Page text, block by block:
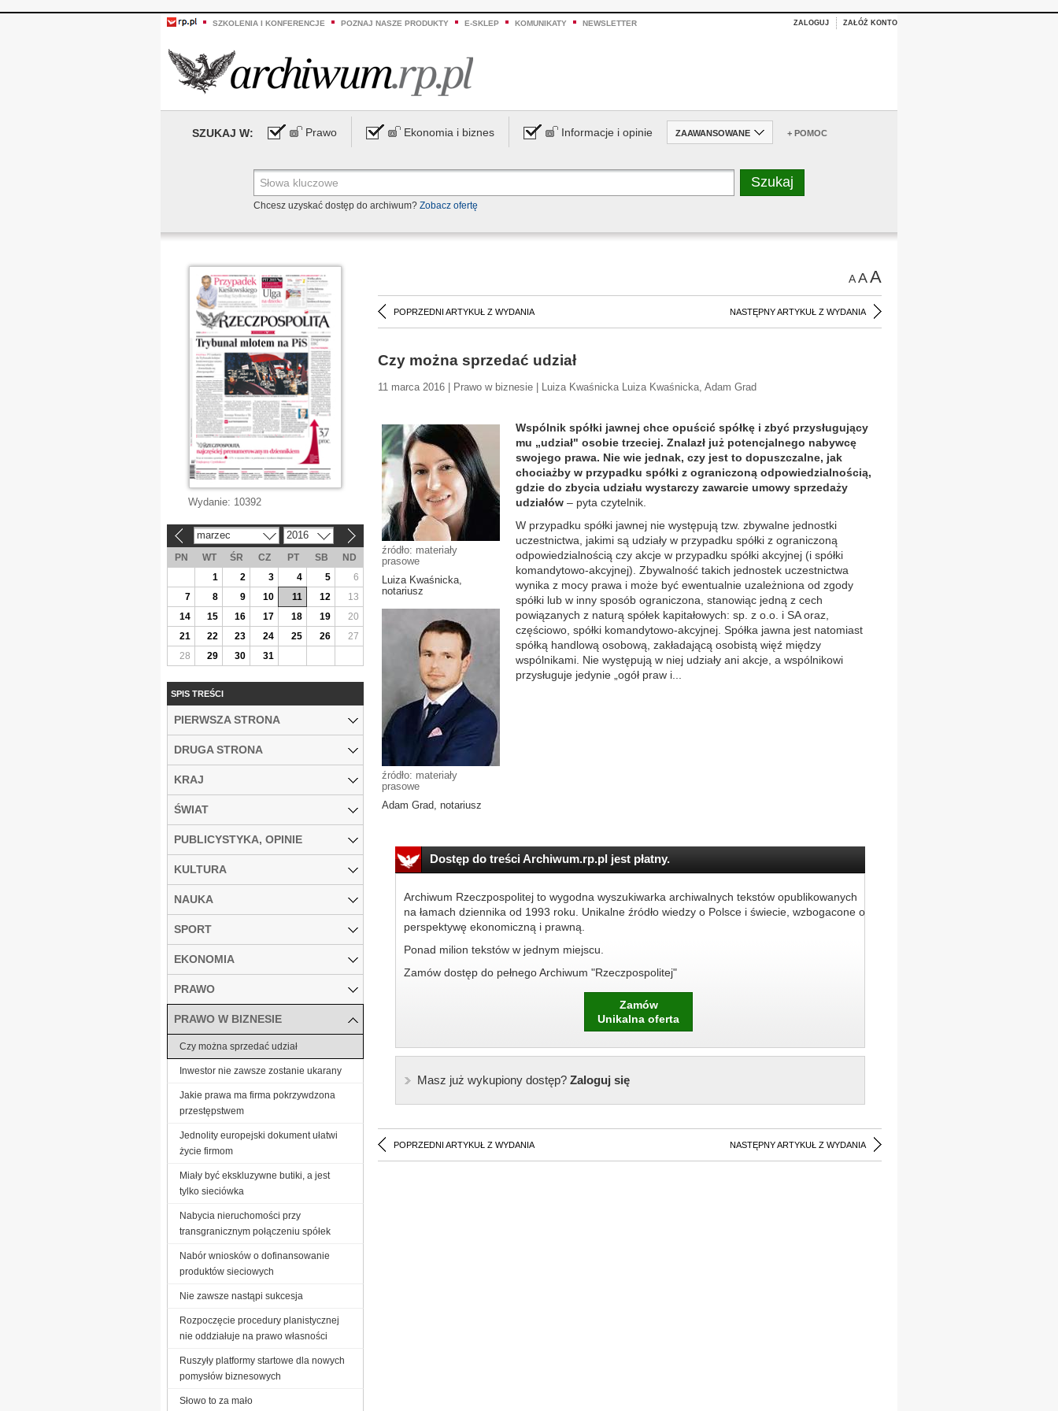
SZKOLENIA I KONFERENCJE POZNAJ NASZE PRODUKTY E-SKLEP KOMUNIKATY NEWSLETTER ZALOGUJ ZAŁÓŻ KONTO
SZUKAJ W: Prawo Ekonomia i biznes Informacje i opinie ZAAWANSOWANE + POMOC
Chcesz uzyskać dostęp do archiwum? Zobacz ofertę
AAA
POPRZEDNI ARTYKUŁ Z WYDANIA NASTĘPNY ARTYKUŁ Z WYDANIA
Czy można sprzedać udział
11 marca 2016 | Prawo w biznesie | Luiza Kwaśnicka Luiza Kwaśnicka, Adam Grad
źródło: materiały
prasowe
Luiza Kwaśnicka,
notariusz
źródło: materiały
prasowe
Adam Grad, notariusz
Wspólnik spółki jawnej chce opuścić spółkę i zbyć przysługujący
mu „udział" osobie trzeciej. Znalazł już potencjalnego nabywcę
swojego prawa. Nie wie jednak, czy jest to dopuszczalne, jak
chociażby w przypadku spółki z ograniczoną odpowiedzialnością,
gdzie do zbycia udziału wystarczy zawarcie umowy sprzedaży
udziałów – pyta czytelnik.
W przypadku spółki jawnej nie występują tzw. zbywalne jednostki
uczestnictwa, jakimi są udziały w przypadku spółki z ograniczoną
odpowiedzialnością czy akcje w przypadku spółki akcyjnej (i spółki
komandytowo-akcyjnej). Zbywalność takich jednostek uczestnictwa
wynika z mocy prawa i może być ewentualnie uzależniona od zgody
spółki lub w inny sposób ograniczona, stanowiąc jedną z cech
powiązanych z naturą spółek kapitałowych: sp. z o.o. i SA oraz,
częściowo, spółki komandytowo-akcyjnej. Spółka jawna jest natomiast
spółką handlową osobową, zakładającą osobistą więź między
wspólnikami. Nie występują w niej udziały ani akcje, a wspólnikowi
przysługuje jedynie „ogół praw i...
Dostęp do treści Archiwum.rp.pl jest płatny.
Archiwum Rzeczpospolitej to wygodna wyszukiwarka archiwalnych tekstów opublikowanych
na łamach dziennika od 1993 roku. Unikalne źródło wiedzy o Polsce i świecie, wzbogacone o
perspektywę ekonomiczną i prawną.
Ponad milion tekstów w jednym miejscu.
Zamów dostęp do pełnego Archiwum "Rzeczpospolitej"
Zamów
Unikalna oferta
Masz już wykupiony dostęp?Zaloguj się
POPRZEDNI ARTYKUŁ Z WYDANIA NASTĘPNY ARTYKUŁ Z WYDANIA
Wydanie: 10392
marzec 2016
PN WT ŚR CZ PT SB
ND
1
2 3 4 5
6
7
8 9 10 11 12
13
14
15 16 17 18 19
20
21
22 23 24 25 26
27
28
29 30 31
SPIS TREŚCI
PIERWSZA STRONA
DRUGA STRONA
KRAJ
ŚWIAT
PUBLICYSTYKA, OPINIE
KULTURA
NAUKA
SPORT
EKONOMIA
PRAWO
PRAWO W BIZNESIE
Czy można sprzedać udział
Inwestor nie zawsze zostanie ukarany
Jakie prawa ma firma pokrzywdzona
przestępstwem
Jednolity europejski dokument ułatwi
życie firmom
Miały być ekskluzywne butiki, a jest
tylko sieciówka
Nabycia nieruchomości przy
transgranicznym połączeniu spółek
Nabór wniosków o dofinansowanie
produktów sieciowych
Nie zawsze nastąpi sukcesja
Rozpoczęcie procedury planistycznej
nie oddziałuje na prawo własności
Ruszyły platformy startowe dla nowych
pomysłów biznesowych
Słowo to za mało